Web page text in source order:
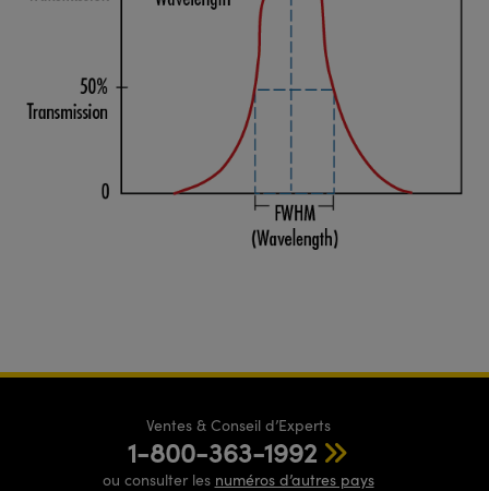
Ventes & Conseil d’Experts
1-800-363-1992
ou consulter les numéros d’autres pays